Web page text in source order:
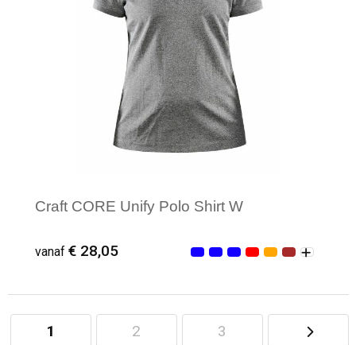
Craft CORE Unify Polo Shirt W
vanaf € 28,05
Minimale afname: 1
1 2 3